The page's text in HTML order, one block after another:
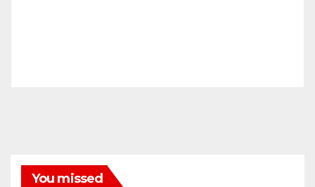
You missed